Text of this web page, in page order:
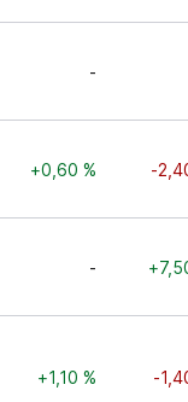
-
+0,60 % -
-
+1,10 % -